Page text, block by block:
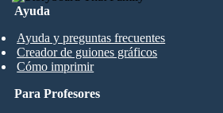
Ayuda
Ayuda y preguntas frecuentes
Creador de guiones gráficos
Cómo imprimir
Para Profesores